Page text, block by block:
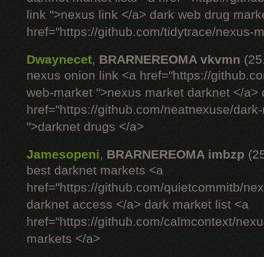
link ">nexus link </a> dark web drug
href="https://github.com/tidytrace/nexus-
Dwaynecet, BRARNEREOMA vkvmn
nexus onion link <a href="https://
web-market ">nexus market darknet </
href="https://github.com/neatnexuse/
">darknet drugs </a>
Jamesopeni, BRARNEREOMA imbzp
best darknet markets <a
href="https://github.com/quietcommitb/
darknet access </a> dark market list <a
href="https://github.com/calmcontext/
markets </a>